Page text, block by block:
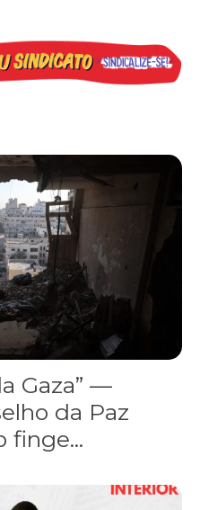
o Conselho da Paz
Gaza” —
da Paz
finge...
revistas do interior